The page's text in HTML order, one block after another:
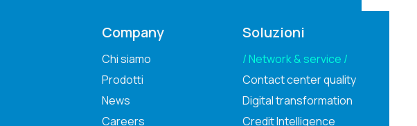
Company
Chi siamo
Prodotti
News
Careers
Soluzioni
Network & service
Contact center quality
Digital transformation
Credit Intelligence